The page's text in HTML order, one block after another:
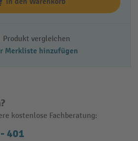
Produkt vergleichen
Merkliste hinzufügen
kostenlose Fachberatung:
401